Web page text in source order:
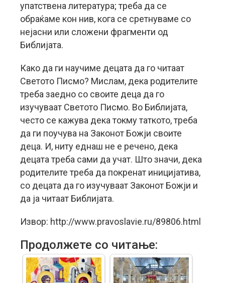
упатствена литература; треба да се
обраќаме кон нив, кога се сретнуваме со
нејасни или сложени фрагменти од
Библијата.
Како да ги научиме децата да го читаат
Светото Писмо? Мислам, дека родителите
треба заедно со своите деца да го
изучуваат Светото Писмо. Во Библијата,
често се кажува дека токму таткото, треба
да ги поучува на Законот Божји своите
деца. И, ниту еднаш не е речено, дека
децата треба сами да учат. Што значи, дека
родителите треба да покренат иницијатива,
со децата да го изучуваат Законот Божји и
да ја читаат Библијата.
Извор: http://www.pravoslavie.ru/89806.html
Продолжете со читање: